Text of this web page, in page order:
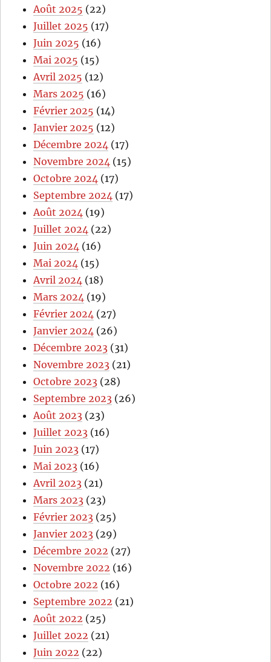
Août 2025 (22)
Juillet 2025 (17)
Juin 2025 (16)
Mai 2025 (15)
Avril 2025 (12)
Mars 2025 (16)
Février 2025 (14)
Janvier 2025 (12)
Décembre 2024 (17)
Novembre 2024 (15)
Octobre 2024 (17)
Septembre 2024 (17)
Août 2024 (19)
Juillet 2024 (22)
Juin 2024 (16)
Mai 2024 (15)
Avril 2024 (18)
Mars 2024 (19)
Février 2024 (27)
Janvier 2024 (26)
Décembre 2023 (31)
Novembre 2023 (21)
Octobre 2023 (28)
Septembre 2023 (26)
Août 2023 (23)
Juillet 2023 (16)
Juin 2023 (17)
Mai 2023 (16)
Avril 2023 (21)
Mars 2023 (23)
Février 2023 (25)
Janvier 2023 (29)
Décembre 2022 (27)
Novembre 2022 (16)
Octobre 2022 (16)
Septembre 2022 (21)
Août 2022 (25)
Juillet 2022 (21)
Juin 2022 (22)